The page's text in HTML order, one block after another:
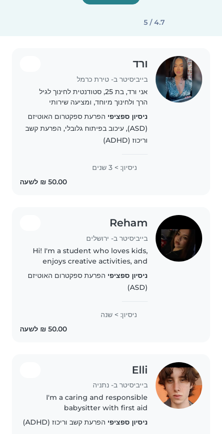
4.7 / 5
ורד
בייביסיטר ב- טירת כרמל
אני ורד, בת 25, סטודנטית לחינוך לגיל
הרך ולחינוך מיוחד, ומציעה שירותי
ניסיון עם ילדים בגילאים שונים, כולל
ילדים עם צרכים מיוחדים. אני סבלנית,
אחראית,..
ניסיון ספציפי הפרעת ספקטרום האוטיזם
(ASD), עיכוב בפיתוח גלובלי, הפרעת קשב
וריכוז (ADHD)
ניסיון: > 3 שנים
Reham
בייביסיטר ב- ירושלים
Hi! I'm a student who loves kids,
enjoys creative activities, and
fun and safe. 😊
ניסיון ספציפי הפרעת ספקטרום האוטיזם
(ASD)
ניסיון: > שנה
Elli
בייביסיטר ב- נתניה
I'm a caring and responsible
babysitter with first aid
certification, great with kids
from gradeschooler age up. I
ניסיון ספציפי הפרעת קשב וריכוז (ADHD)